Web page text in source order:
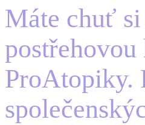
Máte chuť si
ProAtopiky.